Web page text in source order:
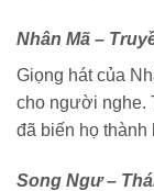
Nhân Mã –
Giọng hát của
cho người nghe.
đã biến họ thành
Song Ngư –